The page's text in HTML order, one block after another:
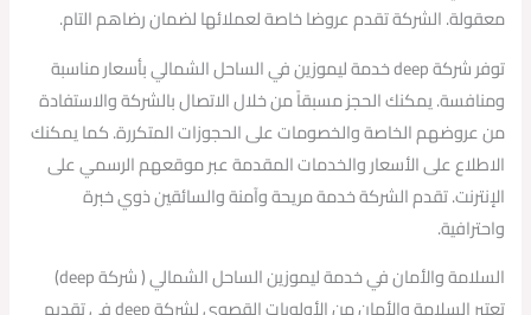
معقولة. الشركة تقدم عروضا خاصة لعملائها لضمان رضاهم التام.
توفر شركة deep خدمة ليموزين في الساحل الشمالي بأسعار مناسبة
ومنافسة. يمكنك الحجز مسبقاً من خلال الاتصال بالشركة والاستفادة
من عروضهم الخاصة والخصومات على الحجوزات المتكررة. كما يمكنك
الاطلاع على الأسعار والخدمات المقدمة عبر موقعهم الرسمي على
الإنترنت. تقدم الشركة خدمة مريحة وآمنة والسائقين ذوي خبرة
واحترافية.
السلامة والأمان في خدمة ليموزين الساحل الشمالي ( شركة deep)